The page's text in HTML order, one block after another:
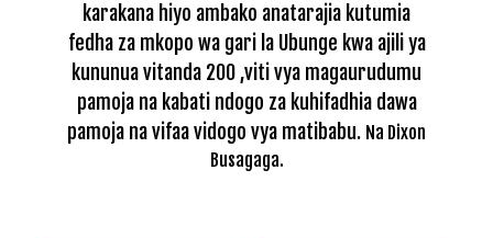
karakana hiyo ambako anatarajia kutumia
fedha za mkopo wa gari la Ubunge kwa ajili ya
kununua vitanda 200 ,viti vya magaurudumu
pamoja na kabati ndogo za kuhifadhia dawa
pamoja na vifaa vidogo vya matibabu. Na Dixon
Busagaga.